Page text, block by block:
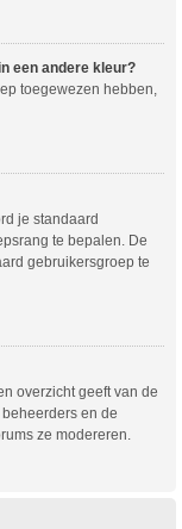
een andere kleur?
toegewezen hebben,
je standaard
te bepalen. De
gebruikersgroep te
overzicht geeft van de
en de
ze modereren.